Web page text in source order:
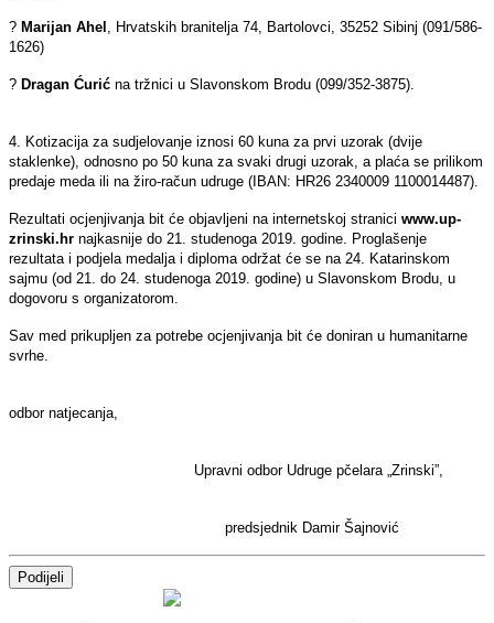
? Marijan Ahel , Hrvatskih branitelja 74, Bartolovci, 35252 Sibinj (091/586-
1626)
? Dragan Ćurić na tržnici u Slavonskom Brodu (099/352-3875).
4. Kotizacija za sudjelovanje iznosi 60 kuna za prvi uzorak (dvije
staklenke), odnosno po 50 kuna za svaki drugi uzorak, a plaća se prilikom
predaje meda ili na žiro-račun udruge (IBAN: HR26 2340009 1100014487).
Rezultati ocjenjivanja bit će objavljeni na internetskoj stranici www.up-
zrinski.hr najkasnije do 21. studenoga 2019. godine. Proglašenje
rezultata i podjela medalja i diploma održat će se na 24. Katarinskom
sajmu (od 21. do 24. studenoga 2019. godine) u Slavonskom Brodu, u
dogovoru s organizatorom.
Sav med prikupljen za potrebe ocjenjivanja bit će doniran u humanitarne
svrhe.
odbor natjecanja,
Upravni odbor Udruge pčelara „Zrinski”,
predsjednik Damir Šajnović
Podijeli